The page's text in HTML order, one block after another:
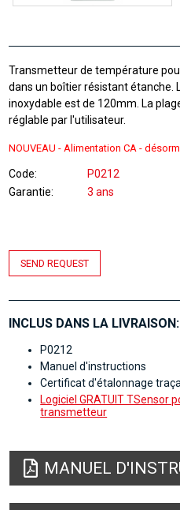
Transmetteur de température
dans un boîtier résistant étanche.
inoxydable est de 120mm. La
réglable par l'utilisateur.
NOUVEAU - Alimentation CA -
Code
P0212
Garantie
3 ans
SEND REQUEST
INCLUS DANS LA LIVRAISON:
P0212
Manuel d'instructions
Certificat d'étalonnage
Logiciel GRATUIT TSensor
transmetteur
MANUEL